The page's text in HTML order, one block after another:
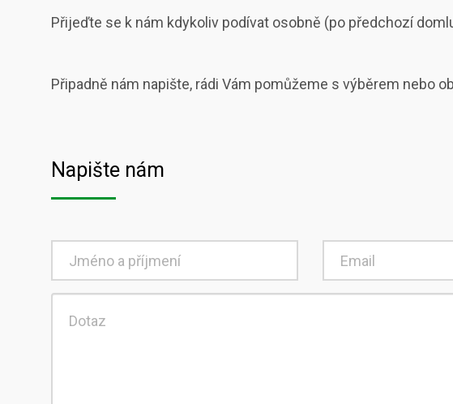
Přijeďte se k nám kdykoliv podívat osobně (po předchozí
Připadně nám napište, rádi Vám pomůžeme s výběrem nebo
Napište nám